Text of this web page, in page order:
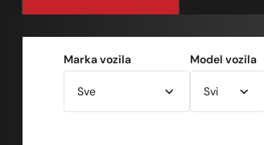
Marka vozila Model vozila